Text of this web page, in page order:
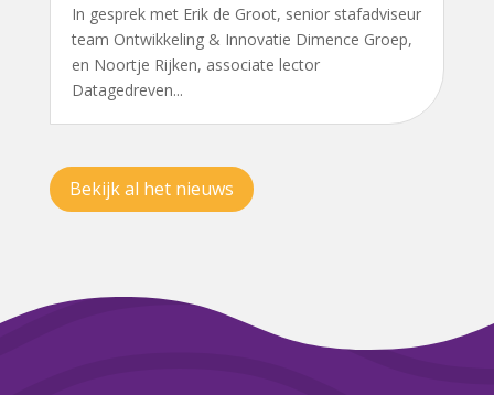
In gesprek met Erik de Groot, senior stafadviseur
team Ontwikkeling & Innovatie Dimence Groep,
en Noortje Rijken, associate lector
Datagedreven...
Bekijk al het nieuws